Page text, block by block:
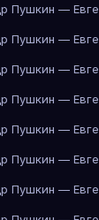
Пушкин —
Пушкин —
Пушкин —
Пушкин —
Пушкин —
Пушкин —
Пушкин —